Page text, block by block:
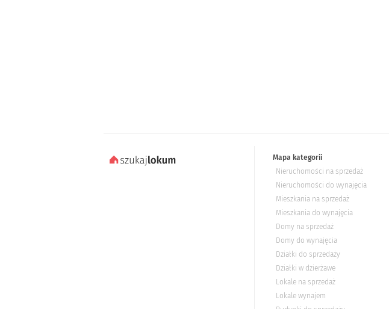
Mapa kategorii
Nieruchomości na sprzedaż
Nieruchomości do wynajęcia
Mieszkania na sprzedaż
Mieszkania do wynajęcia
Domy na sprzedaż
Domy do wynajęcia
Działki do sprzedaży
Działki w dzierżawe
Lokale na sprzedaż
Lokale wynajem